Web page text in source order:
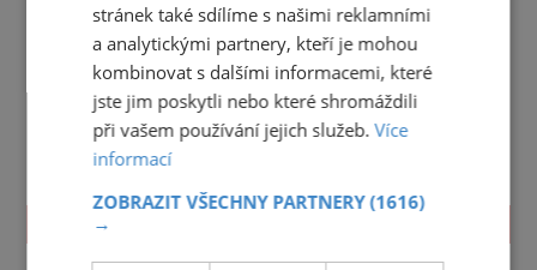
stránek také sdílíme s našimi reklamními
a analytickými partnery, kteří je mohou
kombinovat s dalšími informacemi, které
jste jim poskytli nebo které shromáždili
při vašem používání jejich služeb.Více
informací
ZOBRAZIT VŠECHNY PARTNERY(1616)
→